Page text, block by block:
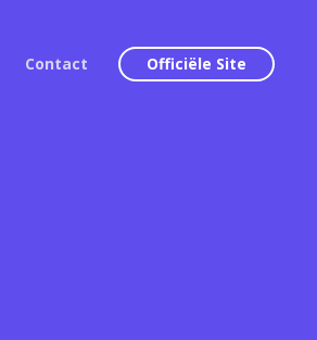
Contact Officiële Site